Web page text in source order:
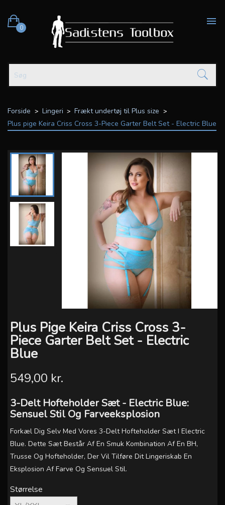
0

Forside Lingeri
Frækt undertøj til Plus size
Plus pige Keira Criss Cross 3-Piece Garter Belt Set - Electric Blue
Plus Pige Keira Criss Cross 3-
Piece Garter Belt Set - Electric
Blue
549,00 kr.
3-Delt Hofteholder Sæt - Electric Blue:
Sensuel Stil Og Farveeksplosion
Forkæl Dig Selv Med Vores 3-Delt Hofteholder Sæt I Electric
Blue. Dette Sæt Består Af En Smuk Kombination Af En BH,
Trusse Og Hofteholder, Der Vil Tilføre Dit Lingeriskab En
Eksplosion Af Farve Og Sensuel Stil.
Størrelse